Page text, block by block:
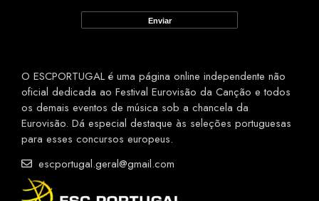
O ESCPORTUGAL é uma página online independente não
oficial dedicada ao Festival Eurovisão da Canção e todos
os demais eventos de música sob a chancela da
Eurovisão. Dá especial destaque às seleções portuguesas
para esses concursos europeus.
escportugal.geral@gmail.com